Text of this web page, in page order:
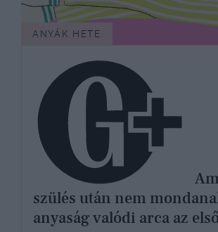
ANYÁK HETE
szülés után nem
anyaság valódi arca az